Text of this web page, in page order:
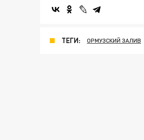
ТЕГИ: ОРМУЗСКИЙ ЗАЛИВ